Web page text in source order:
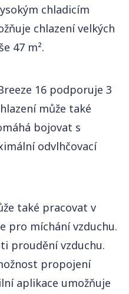
chladicím
chlazení velkých
47 m².
16 podporuje 3
může také
bojovat s
odvlhčovací
také pracovat v
pro míchání vzduchu.
proudění vzduchu.
propojení
aplikace umožňuje